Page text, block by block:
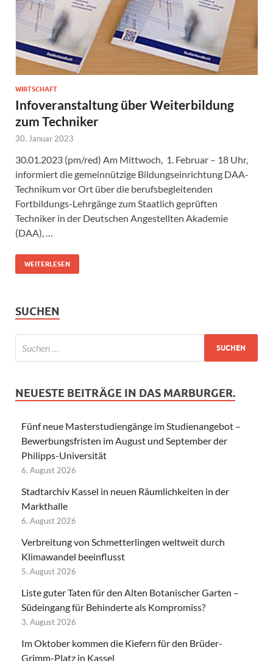
WIRTSCHAFT
Infoveranstaltung über Weiterbildung
zum Techniker
30. Januar 2023
30.01.2023 (pm/red) Am Mittwoch, 1. Februar – 18 Uhr,
informiert die gemeinnützige Bildungseinrichtung DAA-
Technikum vor Ort über die berufsbegleitenden
Fortbildungs-Lehrgänge zum Staatlich geprüften
Techniker in der Deutschen Angestellten Akademie
(DAA), …
WEITERLESEN
SUCHEN
NEUESTE BEITRÄGE IN DAS MARBURGER.
Fünf neue Masterstudiengänge im Studienangebot –
Bewerbungsfristen im August und September der
Philipps-Universität
6. August 2026
Stadtarchiv Kassel in neuen Räumlichkeiten in der
Markthalle
6. August 2026
Verbreitung von Schmetterlingen weltweit durch
Klimawandel beeinflusst
5. August 2026
Liste guter Taten für den Alten Botanischer Garten –
Südeingang für Behinderte als Kompromiss?
3. August 2026
Im Oktober kommen die Kiefern für den Brüder-
Grimm-Platz in Kassel